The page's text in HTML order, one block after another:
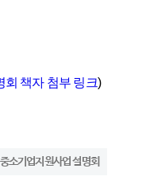
회 책자 첨부 링크)
중소기업지원사업 설명회